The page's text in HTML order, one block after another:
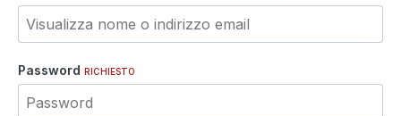
Password RICHIESTO